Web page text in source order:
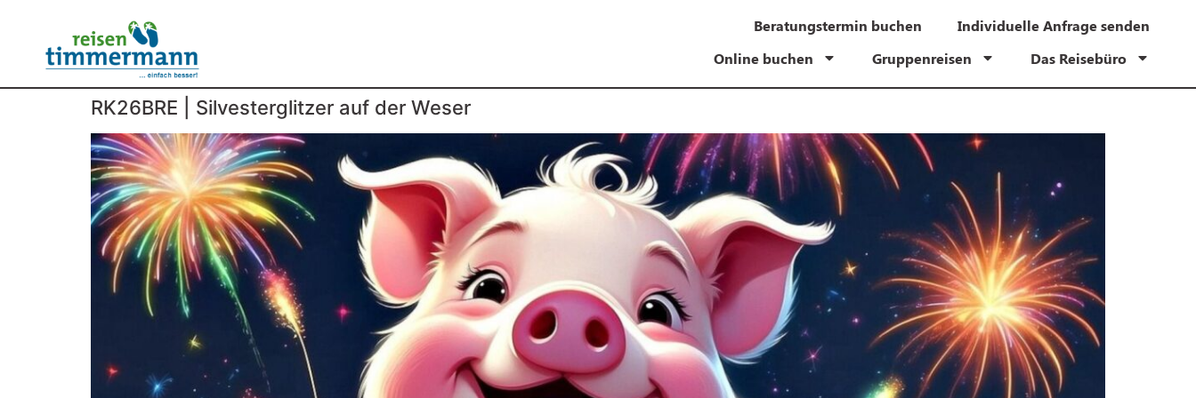
Beratungstermin buchen
Individuelle Anfrage senden
Online buchen
Gruppenreisen Das Reisebüro
RK26BRE | Silvesterglitzer auf der Weser